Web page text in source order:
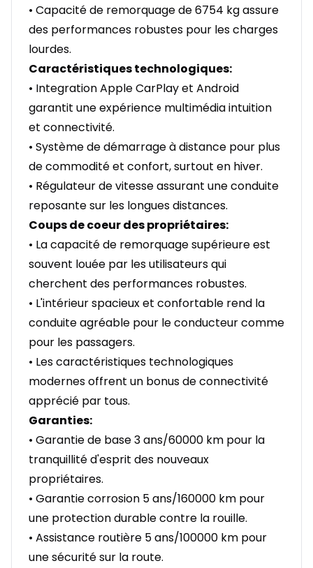
• Capacité de remorquage de 6754 kg assure
des performances robustes pour les charges
lourdes.
Caractéristiques technologiques:
• Integration Apple CarPlay et Android
garantit une expérience multimédia intuition
et connectivité.
• Système de démarrage à distance pour plus
de commodité et confort, surtout en hiver.
• Régulateur de vitesse assurant une conduite
reposante sur les longues distances.
Coups de coeur des propriétaires:
• La capacité de remorquage supérieure est
souvent louée par les utilisateurs qui
cherchent des performances robustes.
• L'intérieur spacieux et confortable rend la
conduite agréable pour le conducteur comme
pour les passagers.
• Les caractéristiques technologiques
modernes offrent un bonus de connectivité
apprécié par tous.
Garanties:
• Garantie de base 3 ans/60000 km pour la
tranquillité d'esprit des nouveaux
propriétaires.
• Garantie corrosion 5 ans/160000 km pour
une protection durable contre la rouille.
• Assistance routière 5 ans/100000 km pour
une sécurité sur la route.